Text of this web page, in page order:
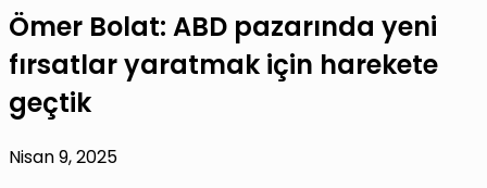
Ömer Bolat: ABD pazarında yeni
fırsatlar yaratmak için harekete
geçtik
Nisan 9, 2025